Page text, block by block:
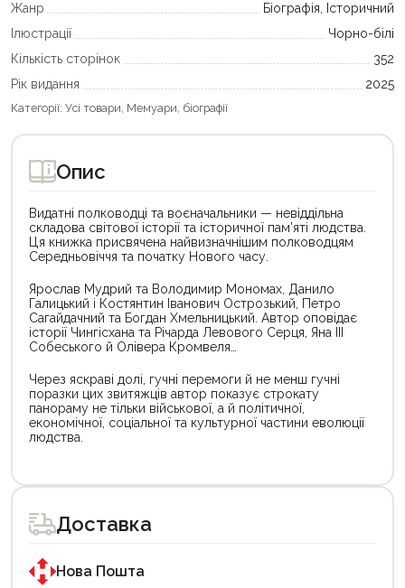
Жанр
Біографія, Історичний
Ілюстрації
Чорно-білі
Кількість сторінок
352
Рік видання
2025
Категорії: Усі товари, Мемуари, біографії
Опис
Видатні полководці та воєначальники — невіддільна
складова світової історії та історичної пам’яті людства.
Ця книжка присвячена найвизначнішим полководцям
Середньовіччя та початку Нового часу.
Ярослав Мудрий та Володимир Мономах, Данило
Галицький і Костянтин Іванович Острозький, Петро
Сагайдачний та Богдан Хмельницький. Автор оповідає
історії Чингісхана та Річарда Левового Серця, Яна III
Собеського й Олівера Кромвеля…
Через яскраві долі, гучні перемоги й не менш гучні
поразки цих звитяжців автор показує строкату
панораму не тільки військової, а й політичної,
економічної, соціальної та культурної частини еволюції
людства.
товар
для
покупки
державною
програмою
єКнига.
Доставка
Нова Пошта